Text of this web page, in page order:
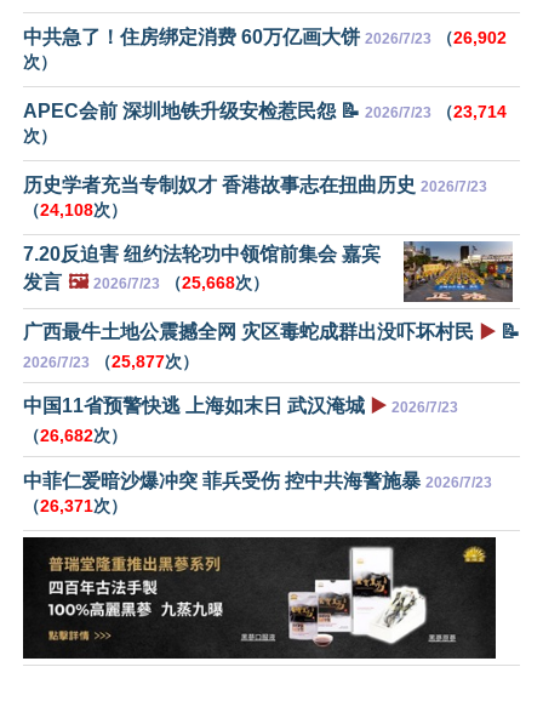
中共急了！住房绑定消费 60万亿画大饼 2026/7/23 （26,902
次）
APEC会前 深圳地铁升级安检惹民怨 📝 2026/7/23 （23,714
次）
历史学者充当专制奴才 香港故事志在扭曲历史 2026/7/23
（24,108次）
7.20反迫害 纽约法轮功中领馆前集会 嘉宾
发言 🖼️ 2026/7/23 （25,668次）
广西最牛土地公震撼全网 灾区毒蛇成群出没吓坏村民 ▶️ 📝
2026/7/23 （25,877次）
中国11省预警快逃 上海如末日 武汉淹城 ▶️ 2026/7/23
（26,682次）
中菲仁爱暗沙爆冲突 菲兵受伤 控中共海警施暴 2026/7/23
（26,371次）